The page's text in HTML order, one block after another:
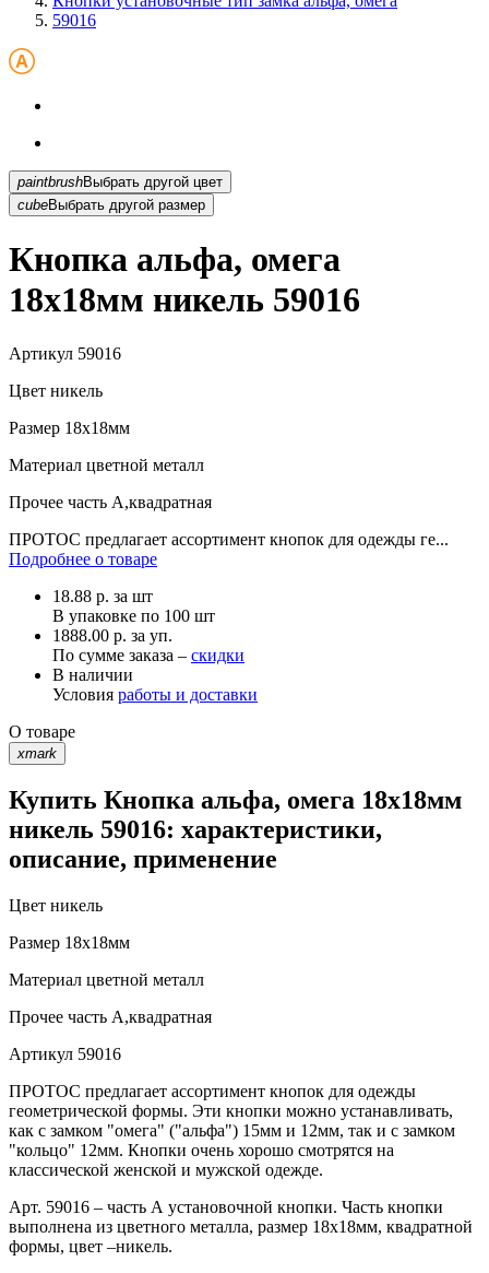
59016
paintbrush
Выбрать другой цвет
cubeВыбрать другой размер
Кнопка альфа, омега
18х18мм никель 59016
Артикул 59016
Цвет никель
Размер 18х18мм
Материал цветной металл
Прочее часть А,квадратная
ПРОТОС предлагает ассортимент кнопок для одежды ге...
Подробнее о товаре
18.88 р. за шт
В упаковке по 100 шт
1888.00 р. за уп.
По сумме заказа – скидки
В наличии
Условия работы и доставки
О товаре
xmark
Купить Кнопка альфа, омега 18х18мм
никель 59016: характеристики,
описание, применение
Цвет никель
Размер 18х18мм
Материал цветной металл
Прочее часть А,квадратная
Артикул 59016
ПРОТОС предлагает ассортимент кнопок для одежды
геометрической формы. Эти кнопки можно устанавливать,
как с замком "омега" ("альфа") 15мм и 12мм, так и с замком
"кольцо" 12мм. Кнопки очень хорошо смотрятся на
классической женской и мужской одежде.
Арт. 59016 – часть А установочной кнопки. Часть кнопки
выполнена из цветного металла, размер 18х18мм, квадратной
формы, цвет –никель.